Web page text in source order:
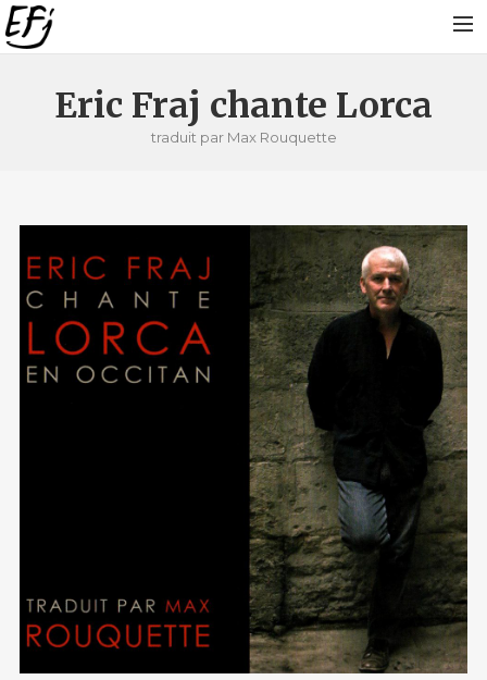
PARCOURS
PROJETS EN COURS
VIDÉOS
PHOTOS
Eric Fraj chante Lorca
traduit par Max Rouquette